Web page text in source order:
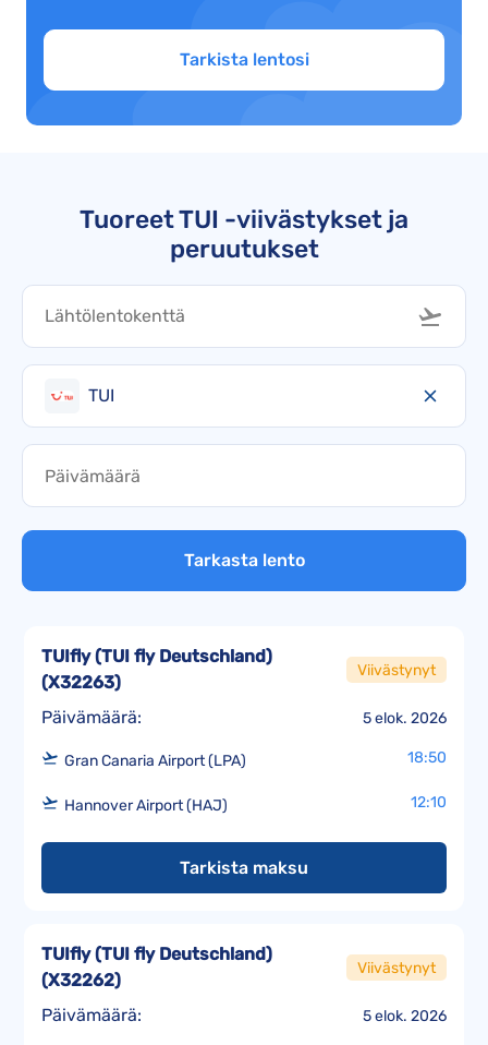
Tarkista lentosi
Tuoreet TUI -viivästykset ja
peruutukset
TUI
Tarkasta lento
Päivämäärä: 5 elok. 2026
TUIfly (TUI fly Deutschland)
(X32263)
Viivästynyt
Gran Canaria Airport (LPA) 18:50
Hannover Airport (HAJ) 12:10
Tarkista maksu
Päivämäärä: 5 elok. 2026
TUIfly (TUI fly Deutschland)
(X32262)
Viivästynyt